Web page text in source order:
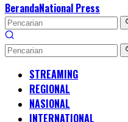
BerandaNational Press
STREAMING
REGIONAL
NASIONAL
INTERNATIONAL